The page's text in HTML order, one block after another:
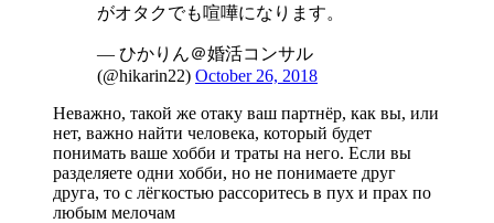
がオタクでも喧嘩になります。
— ひかりん＠婚活コンサル
(@hikarin22) October 26, 2018
Неважно, такой же отаку ваш партнёр, как вы, или
нет, важно найти человека, который будет
понимать ваше хобби и траты на него. Если вы
разделяете одни хобби, но не понимаете друг
друга, то с лёгкостью рассоритесь в пух и прах по
любым мелочам